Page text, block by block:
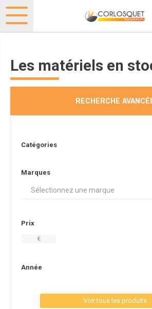
Les matériels en
RECHERCHE
Catégories
Marques
Prix
€
Année
Voir tous les produits